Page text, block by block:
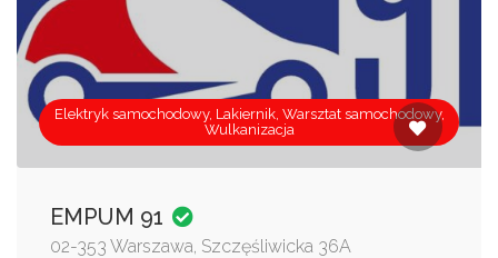
Elektryk samochodowy, Lakiernik, Warsztat samochodowy,
Wulkanizacja
EMPUM 91
02-353 Warszawa, Szczęśliwicka 36A